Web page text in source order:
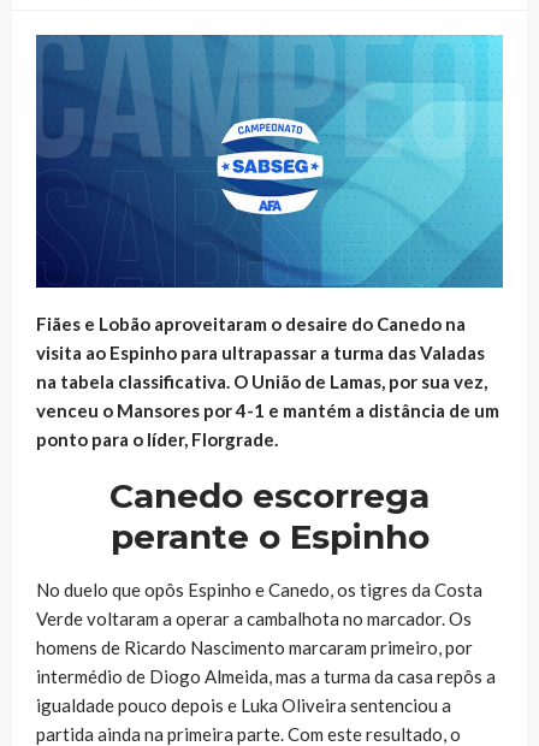
Fiães e Lobão aproveitaram o desaire do Canedo na
visita ao Espinho para ultrapassar a turma das Valadas
na tabela classificativa. O União de Lamas, por sua vez,
venceu o Mansores por 4-1 e mantém a distância de um
ponto para o líder, Florgrade.
Canedo escorrega
perante o Espinho
No duelo que opôs Espinho e Canedo, os tigres da Costa
Verde voltaram a operar a cambalhota no marcador. Os
homens de Ricardo Nascimento marcaram primeiro, por
intermédio de Diogo Almeida, mas a turma da casa repôs a
igualdade pouco depois e Luka Oliveira sentenciou a
partida ainda na primeira parte. Com este resultado, o